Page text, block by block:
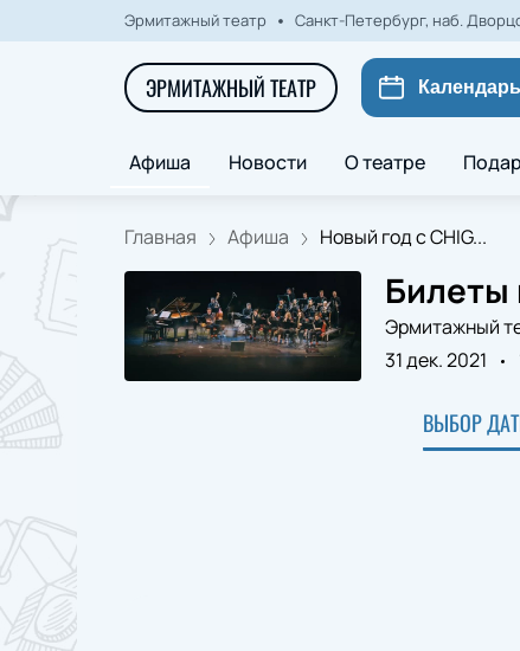
Эрмитажный театр Санкт-Петербург, наб.
ЭРМИТАЖНЫЙ ТЕАТР Календарь
Афиша Новости О театре
Главная Афиша Новый год с CHIG...
Билеты
Эрмитажный
31 дек. 2021
ВЫБОР